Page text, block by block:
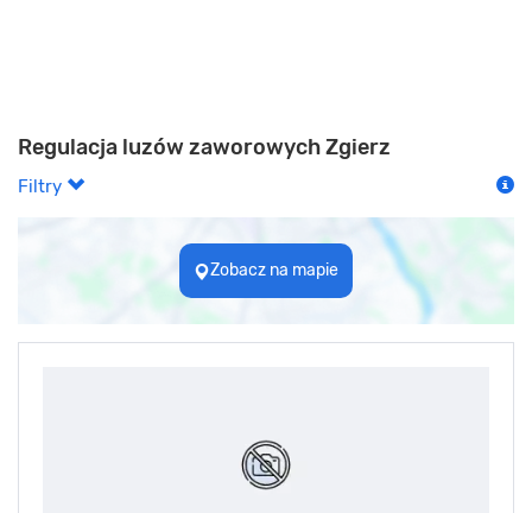
Regulacja luzów zaworowych Zgierz
Filtry
Zobacz na mapie